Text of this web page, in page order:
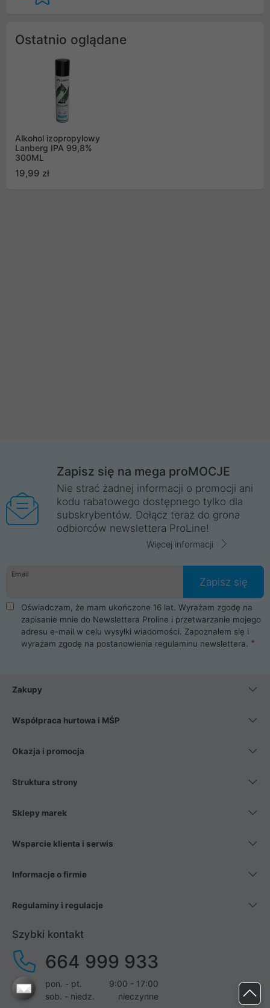
Ostatnio oglądane
Alkohol izopropylowy
Lanberg IPA 99,8%
300ML
19,99 zł
Zapisz się na mega proMOCJE
Nie strać żadnej informacji o promocji ani
kodu rabatowego dostępnego tylko dla
subskrybentów. Dołącz teraz do grona
odbiorców newslettera ProLine!
Więcej informacji
Email
Zapisz się
Oświadczam, że mam ukończone 16 lat. Wyrażam zgodę na
zapisanie mnie do Newslettera Proline i przetwarzanie mojego
adresu e-mail w celu wysyłki wiadomości. Zapoznałem się i
wyrażam zgodę na postanowienia regulaminu newslettera.
Zakupy
Współpraca hurtowa i MŚP
Okazja i promocja
Struktura strony
Sklepy marek
Wsparcie klienta i serwis
Informacje o firmie
Regulaminy i regulacje
Szybki kontakt
664 999 933
pon. - pt.
9:00 - 17:00
sob. - niedz.
nieczynne